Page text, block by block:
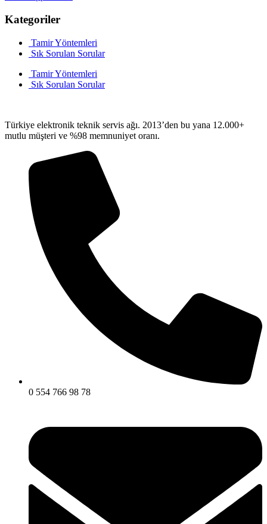
Kategoriler
Tamir Yöntemleri
Sık Sorulan Sorular
Tamir Yöntemleri
Sık Sorulan Sorular
Türkiye elektronik teknik servis ağı. 2013’den bu yana 12.000+
mutlu müşteri ve %98 memnuniyet oranı.
0 554 766 98 78